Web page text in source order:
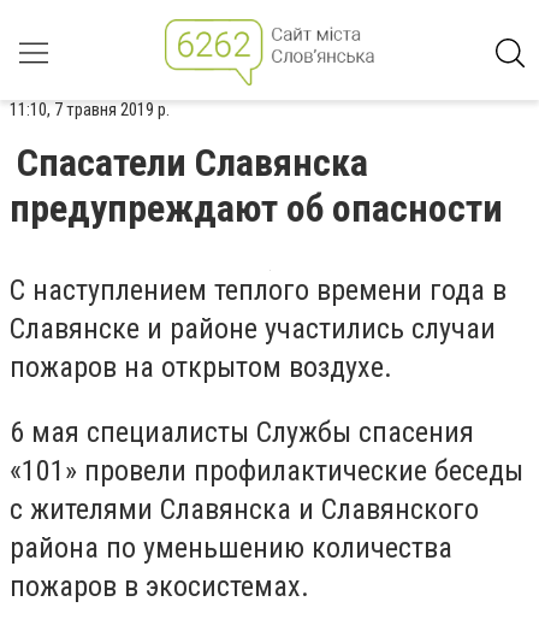
11:10, 7 травня 2019 р.
Спасатели Славянска
предупреждают об опасности
С наступлением теплого времени года в
Славянске и районе участились случаи
пожаров на открытом воздухе.
6 мая специалисты Службы спасения
«101» провели профилактические беседы
с жителями Славянска и Славянского
района по уменьшению количества
пожаров в экосистемах.